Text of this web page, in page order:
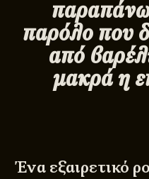
παρόλο που
από
μακρά η
Ένα εξαιρετικό